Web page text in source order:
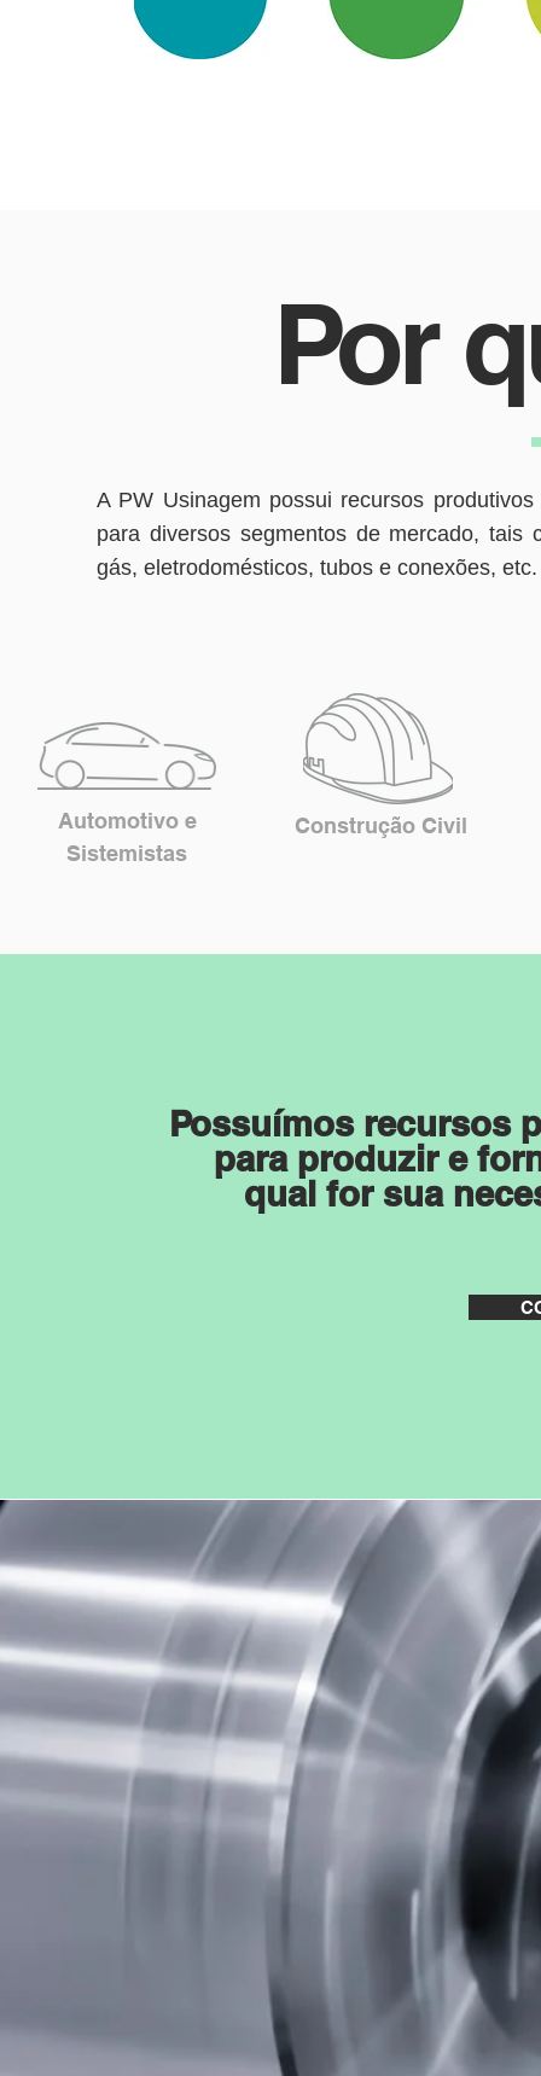
Por
A PW Usinagem possui recursos
para diversos segmentos de mercado, tais
gás, eletrodomésticos, tubos e conexões, etc.
Automotivo e
Sistemistas
Construção Civil
Possuímosrecursos
para produzir e
qual for sua